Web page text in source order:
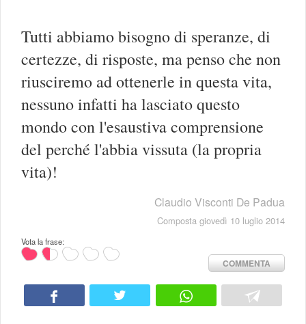
Tutti abbiamo bisogno di speranze, di
certezze, di risposte, ma penso che non
riusciremo ad ottenerle in questa vita,
nessuno infatti ha lasciato questo
mondo con l'esaustiva comprensione
del perché l'abbia vissuta (la propria
vita)!
Claudio Visconti De Padua
Composta giovedì 10 luglio 2014
Vota la frase:
COMMENTA